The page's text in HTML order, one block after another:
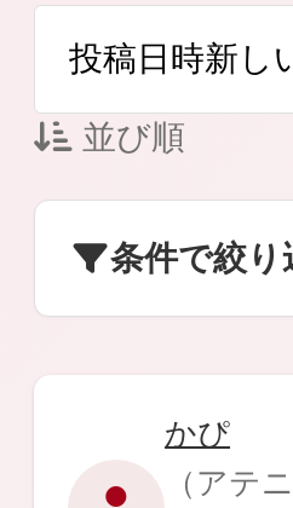
メ
並び順
条件で絞り
かぴ
（アテ